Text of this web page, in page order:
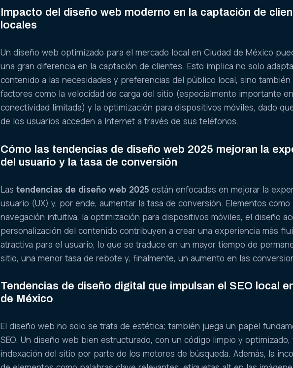
Impacto del diseño web moderno en la captación de
locales
Un diseño web optimizado para el mercado local en Ciudad de México
una gran diferencia en la captación de clientes. Esto implica no solo
contenido a las necesidades y preferencias del público local, sino
factores como la velocidad de carga del sitio (especialmente importante
conectividad limitada) y la optimización para dispositivos móviles, dado
de los usuarios acceden a Internet a través de sus teléfonos.
Cómo las tendencias de diseño web 2025 mejoran la
del usuario y la tasa de conversión
Lastendencias de diseño web 2025 están enfocadas en mejorar la
usuario (UX) y, por ende, aumentar la tasa de conversión. Elementos como
navegación intuitiva, la optimización para dispositivos móviles, el diseño
personalización del contenido contribuyen a crear una experiencia más
atractiva para el usuario, lo que se traduce en un mayor tiempo de
sitio, una menor tasa de rebote y, finalmente, un aumento en las
Tendencias de diseño digital que impulsan el SEO local
de México
El diseño web no solo se trata de estética; también juega un papel
SEO. Un diseño web bien estructurado, con un código limpio y optimizado,
indexación del sitio por parte de los motores de búsqueda. Además, la